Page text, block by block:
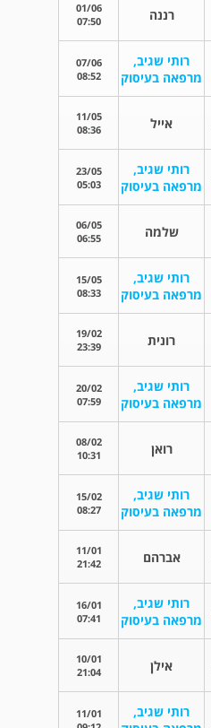
רננה
01/06
07:50
רותי שגיב,
מרפאה בעיסוק
07/06
08:52
אייל
11/05
08:36
רותי שגיב,
מרפאה בעיסוק
23/05
05:03
שלמה
06/05
06:55
רותי שגיב,
מרפאה בעיסוק
15/05
08:33
רונית
19/02
23:39
רותי שגיב,
מרפאה בעיסוק
20/02
07:59
רואן
08/02
10:31
רותי שגיב,
מרפאה בעיסוק
15/02
08:27
אברהם
11/01
21:42
רותי שגיב,
מרפאה בעיסוק
16/01
07:41
אילן
10/01
21:04
רותי שגיב,
11/01